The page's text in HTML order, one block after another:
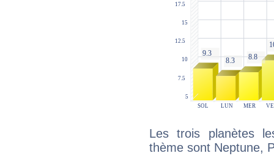
Les trois planètes
thème sont Neptune,